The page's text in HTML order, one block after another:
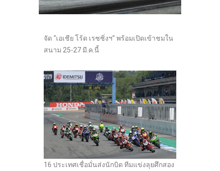
จัด “เอเชีย โร้ด เรซซิ่งฯ” พร้อมเปิดเข้าชมใน
สนาม 25-27 มี.ค.นี้
16 ประเทศเชื่อมั่นส่งนักบิด ทีมแข่งลุยศึกสอง